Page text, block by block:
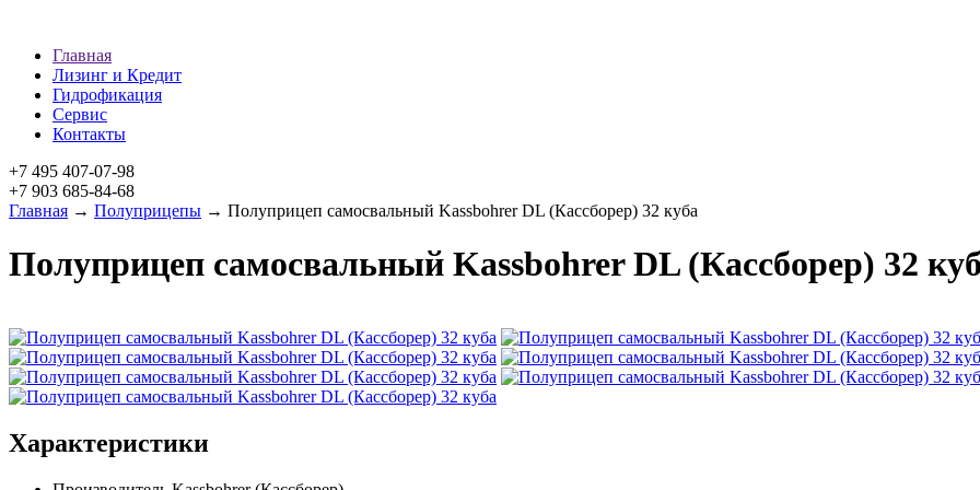
Главная
Лизинг и Кредит
Гидрофикация
Сервис
Контакты
+7 495 407-07-98
+7 903 685-84-68
Главная → Полуприцепы → Полуприцеп самосвальный Kassbohrer DL (Кассборер) 32 куба
Полуприцеп самосвальный Kassbohrer DL (Кассборер) 32
Характеристики